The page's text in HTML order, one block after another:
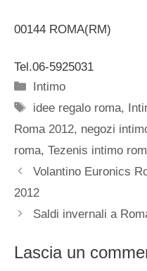
00144 ROMA(RM)
Tel.06-5925031
Categorie
Intimo
Tag
idee regalo roma,
Roma 2012, negozi
roma, Tezenis intimo
Volantino Euronics
2012
Saldi invernali a
Lascia un